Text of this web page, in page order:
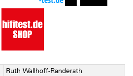
Ruth Wallhoff-Randerath